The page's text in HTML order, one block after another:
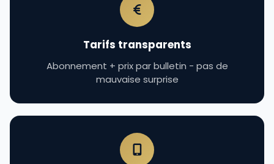
Tarifs transparents
Abonnement + prix par bulletin - pas de
mauvaise surprise